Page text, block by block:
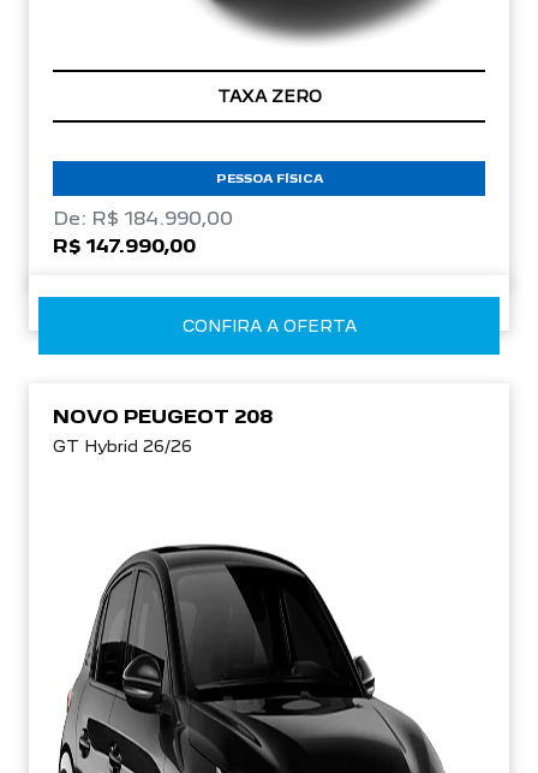
TAXA ZERO
PESSOA FÍSICA
De: R$ 184.990,00
R$ 147.990,00
CONFIRA A OFERTA
NOVO PEUGEOT 208
GT Hybrid 26/26